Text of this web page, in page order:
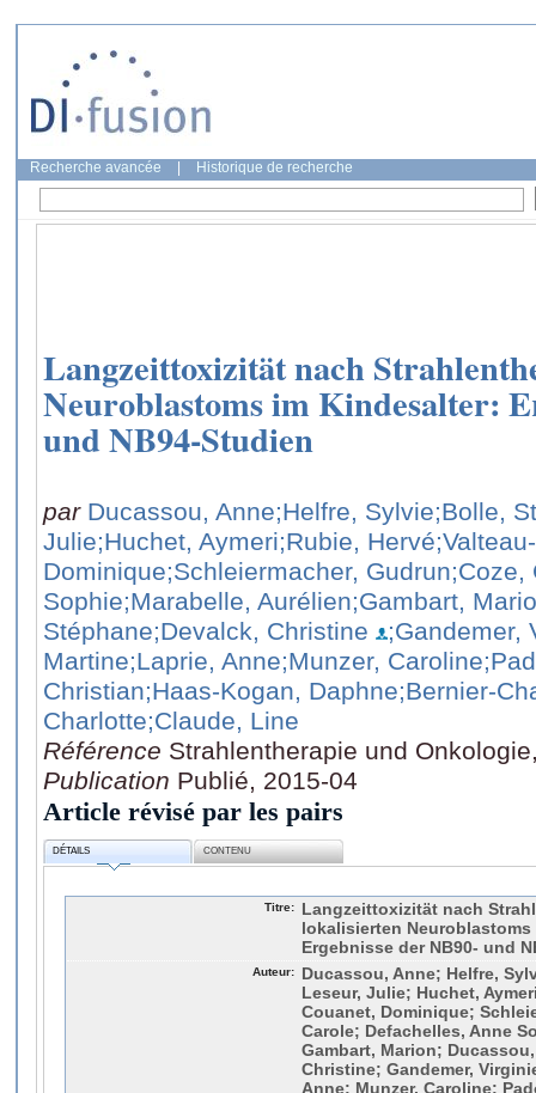
Recherche avancée Historique de recherche
Langzeittoxizität nach
Neuroblastoms im Kindesalter:
und NB94-Studien
par Ducassou, Anne;Helfre, Sylvie;Bolle,
Julie;Huchet, Aymeri;Rubie, Hervé
Dominique;Schleiermacher, Gudrun;Coze,
Sophie;Marabelle, Aurélien;Gambart,
Stéphane;Devalck, Christine
;Gandemer,
Martine;Laprie, Anne;Munzer, Caroline
Christian;Haas-Kogan, Daphne;Bernier-
Charlotte;Claude, Line
Référence Strahlentherapie und
Publication Publié, 2015-04
Article révisé par les pairs
DÉTAILS CONTENU
Titre:
Langzeittoxizität nach
lokalisierten
Ergebnisse der NB90- und
Auteur:
Ducassou, Anne; Helfre,
Leseur, Julie; Huchet,
Couanet, Dominique;
Carole; Defachelles, Anne
Gambart, Marion;
Christine; Gandemer,
Anne; Munzer, Caroline;